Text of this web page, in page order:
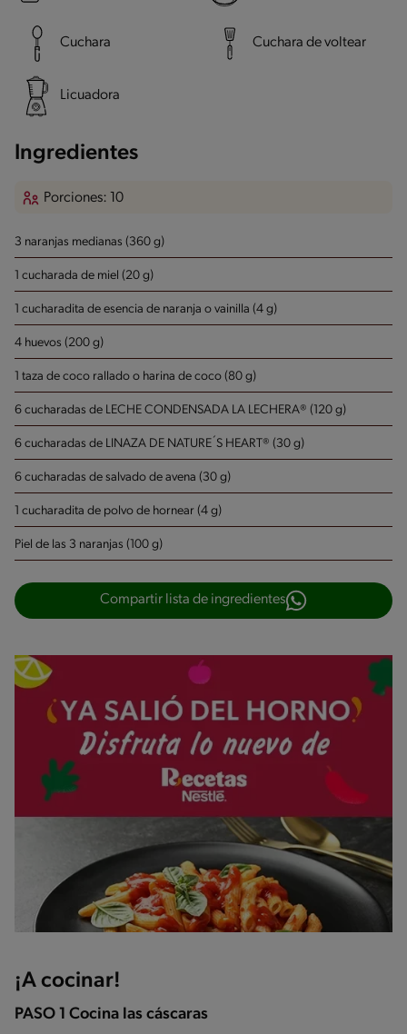
Cuchara Cuchara de voltear
Licuadora
Ingredientes
Porciones: 10
3 naranjas medianas (360 g)
1 cucharada de miel (20 g)
1 cucharadita de esencia de naranja o vainilla (4 g)
4 huevos (200 g)
1 taza de coco rallado o harina de coco (80 g)
6 cucharadas de LECHE CONDENSADA LA LECHERA® (120 g)
6 cucharadas de LINAZA DE NATURE´S HEART® (30 g)
6 cucharadas de salvado de avena (30 g)
1 cucharadita de polvo de hornear (4 g)
Piel de las 3 naranjas (100 g)
Compartir lista de ingredientes
¡A cocinar!
PASO 1 Cocina las cáscaras